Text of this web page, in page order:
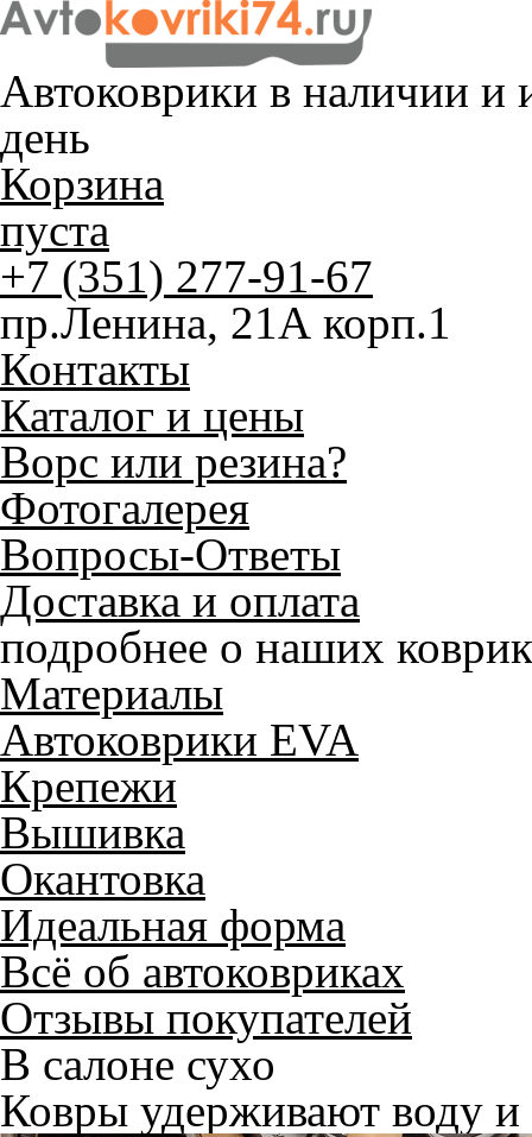
Автоковрики в наличии и
день
Корзина
пуста
+7 (351) 277-91-67
пр.Ленина, 21А корп.1
Контакты
Каталог и цены
Ворс или резина?
Фотогалерея
Вопросы-Ответы
Доставка и оплата
подробнее о наших
Материалы
Автоковрики EVA
Крепежи
Вышивка
Окантовка
Идеальная форма
Всё об автоковриках
Отзывы покупателей
В салоне сухо
Ковры удерживают воду и